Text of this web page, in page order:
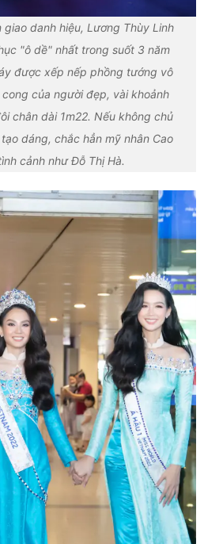
danh hiệu, Lương Thùy Linh
"ô dề" nhất trong suốt 3 năm
được xếp nếp phồng tướng vô
của người đẹp, vài khoảnh
chân dài 1m22. Nếu không chủ
dáng, chắc hẳn mỹ nhân Cao
cảnh như Đỗ Thị Hà.